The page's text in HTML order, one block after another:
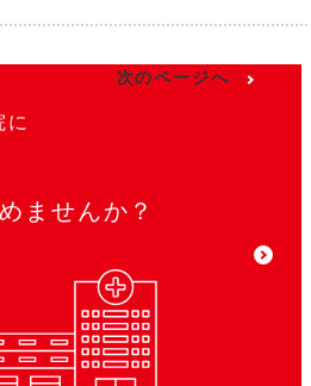
次のページへ
に
ませんか？